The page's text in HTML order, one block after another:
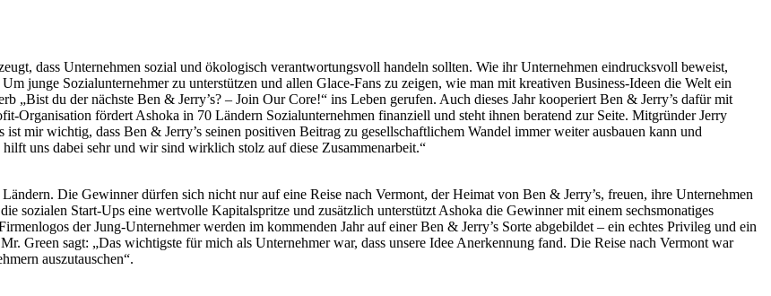
dass Unternehmen sozial und ökologisch verantwortungsvoll handeln sollten. Wie ihr Unternehmen eindrucksvoll beweist,
junge Sozialunternehmer zu unterstützen und allen Glace-Fans zu zeigen, wie man mit kreativen Business-Ideen die Welt ein
„Bist du der nächste Ben & Jerry’s? – Join Our Core!“ ins Leben gerufen. Auch dieses Jahr kooperiert Ben & Jerry’s dafür mit
Organisation fördert Ashoka in 70 Ländern Sozialunternehmen finanziell und steht ihnen beratend zur Seite. Mitgründer Jerry
mir wichtig, dass Ben & Jerry’s seinen positiven Beitrag zu gesellschaftlichem Wandel immer weiter ausbauen kann und
uns dabei sehr und wir sind wirklich stolz auf diese Zusammenarbeit.“
Die Gewinner dürfen sich nicht nur auf eine Reise nach Vermont, der Heimat von Ben & Jerry’s, freuen, ihre Unternehmen
sozialen Start-Ups eine wertvolle Kapitalspritze und zusätzlich unterstützt Ashoka die Gewinner mit einem sechsmonatiges
der Jung-Unternehmer werden im kommenden Jahr auf einer Ben & Jerry’s Sorte abgebildet – ein echtes Privileg und ein
Green sagt: „Das wichtigste für mich als Unternehmer war, dass unsere Idee Anerkennung fand. Die Reise nach Vermont war
auszutauschen“.